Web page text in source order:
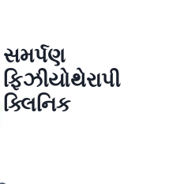
સમર્પણ
ફિઝીયોથેરાપી
ક્લિનિક